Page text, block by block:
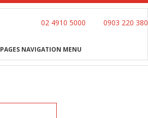
0903 220 380
02 4910 5000
PAGES NAVIGATION MENU